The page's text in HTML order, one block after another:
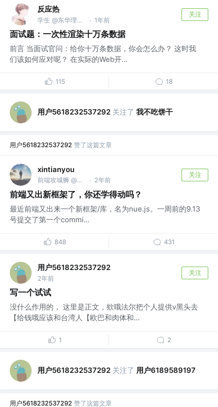
反应热
学生 @东华理工大学 · 1年前
关注
面试题：一次性渲染十万条数据
前言 当面试官问：给你十万条数据，你会怎么办？ 这时我
们该如何应对呢？ 在实际的Web开...
115 18
用户5618232537292 关注了 我不吃饼干
用户5618232537292 赞了这篇文章
xintianyou
前端攻城狮 @某不知名小作坊 · 2年前
关注
前端又出新框架了，你还学得动吗？
最近前端又出来一个新框架/库，名为nue.js。一周前的9.13
号提交了第一个commi...
848 431
用户5618232537292
2年前
关注
写一个试试
没什么作用的， 这里是正文，欸哦法尔把个人提供v黑头去
【给钱哦应该和台湾人【欧巴和肉体和...
1 2
用户5618232537292 关注了 用户6189589197
用户5618232537292 赞了这篇文章